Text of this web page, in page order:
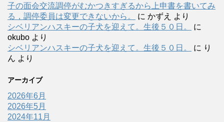
子の面会交流調停がむかつきすぎるから上申書を書いてみ
る，調停委員は変更できないから。
に かずえ
より
シベリアンハスキーの子犬を迎えて。生後５０日。
に
okubo より
シベリアンハスキーの子犬を迎えて。生後５０日。
に り
ん より
アーカイブ
2026年6月
2026年5月
2024年11月